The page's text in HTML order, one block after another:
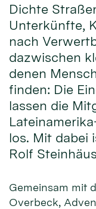
Dichte
Unterkünfte,
nach
dazwischen
denen
finden: Die
lassen die
los. Mit dabei
Rolf
Gemeinsam mit
Overbeck,